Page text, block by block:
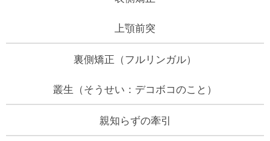
上顎前突
裏側矯正（フルリンガル）
叢生（そうせい：デコボコのこと）
親知らずの牽引